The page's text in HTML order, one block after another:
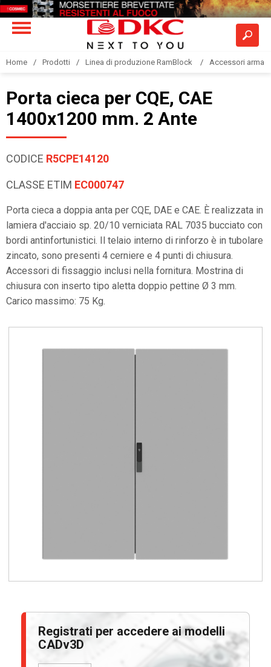
Home Prodotti Linea di produzione RamBlock Accessori armadi
Porta cieca per CQE, CAE
1400x1200 mm. 2 Ante
CODICE R5CPE14120
CLASSE ETIM EC000747
Porta cieca a doppia anta per CQE, DAE e CAE. È realizzata in
lamiera d'acciaio sp. 20/10 verniciata RAL 7035 bucciato con
bordi antinfortunistici. Il telaio interno di rinforzo è in tubolare
zincato, sono presenti 4 cerniere e 4 punti di chiusura.
Accessori di fissaggio inclusi nella fornitura. Mostrina di
chiusura con inserto tipo aletta doppio pettine Ø 3 mm.
Carico massimo: 75 Kg.
Registrati per accedere ai modelli
CADv3D